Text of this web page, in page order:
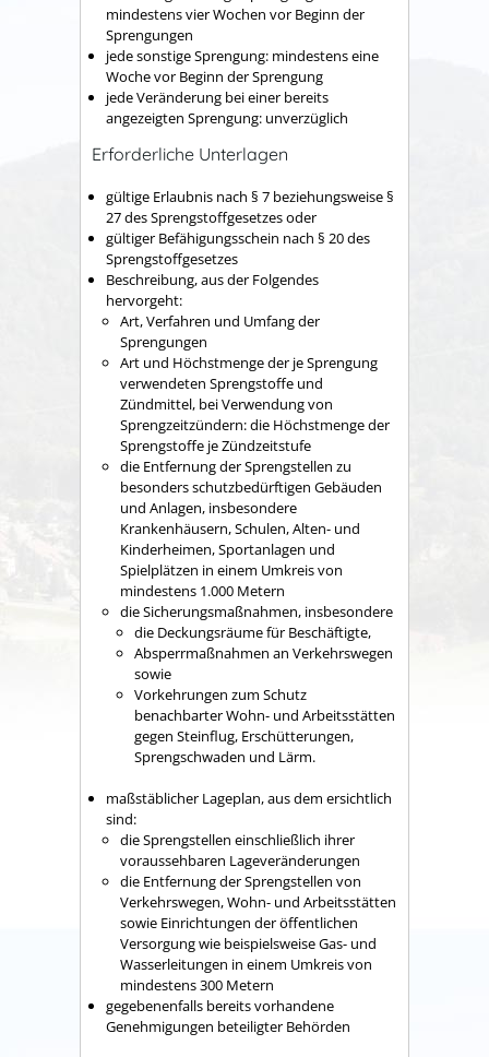
mindestens vier Wochen vor Beginn der
Sprengungen
jede sonstige Sprengung: mindestens eine
Woche vor Beginn der Sprengung
jede Veränderung bei einer bereits
angezeigten Sprengung: unverzüglich
Erforderliche Unterlagen
gültige Erlaubnis nach § 7 beziehungsweise §
27 des Sprengstoffgesetzes oder
gültiger Befähigungsschein nach § 20 des
Sprengstoffgesetzes
Beschreibung, aus der Folgendes
hervorgeht:
Art, Verfahren und Umfang der
Sprengungen
Art und Höchstmenge der je Sprengung
verwendeten Sprengstoffe und
Zündmittel, bei Verwendung von
Sprengzeitzündern: die Höchstmenge der
Sprengstoffe je Zündzeitstufe
die Entfernung der Sprengstellen zu
besonders schutzbedürftigen Gebäuden
und Anlagen, insbesondere
Krankenhäusern, Schulen, Alten- und
Kinderheimen, Sportanlagen und
Spielplätzen in einem Umkreis von
mindestens 1.000 Metern
die Sicherungsmaßnahmen, insbesondere
die Deckungsräume für Beschäftigte,
Absperrmaßnahmen an Verkehrswegen
sowie
Vorkehrungen zum Schutz
benachbarter Wohn- und Arbeitsstätten
gegen Steinflug, Erschütterungen,
Sprengschwaden und Lärm.
maßstäblicher Lageplan, aus dem ersichtlich
sind:
die Sprengstellen einschließlich ihrer
voraussehbaren Lageveränderungen
die Entfernung der Sprengstellen von
Verkehrswegen, Wohn- und Arbeitsstätten
sowie Einrichtungen der öffentlichen
Versorgung wie beispielsweise Gas- und
Wasserleitungen in einem Umkreis von
mindestens 300 Metern
gegebenenfalls bereits vorhandene
Genehmigungen beteiligter Behörden